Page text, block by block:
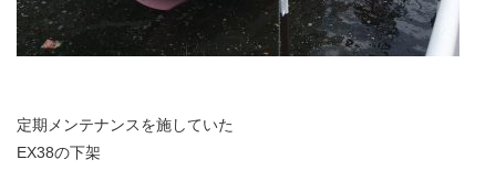
定期メンテナンスを施していた
EX38の下架